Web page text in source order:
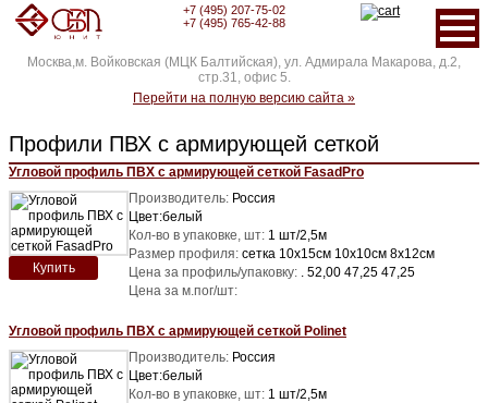
+7 (495) 207-75-02
+7 (495) 765-42-88
Москва,м. Войковская (МЦК Балтийская), ул. Адмирала Макарова, д.2,
стр.31, офис 5.
Перейти на полную версию сайта »
Профили ПВХ с армирующей сеткой
Угловой профиль ПВХ с армирующей сеткой FasadPro
Купить
Производитель: Россия
Цвет:белый
Кол-во в упаковке, шт: 1 шт/2,5м
Размер профиля: сетка 10х15см 10х10см 8х12см
Цена за профиль/упаковку: . 52,00 47,25 47,25
Цена за м.пог/шт:
Угловой профиль ПВХ с армирующей сеткой Polinet
Производитель: Россия
Цвет:белый
Кол-во в упаковке, шт: 1 шт/2,5м